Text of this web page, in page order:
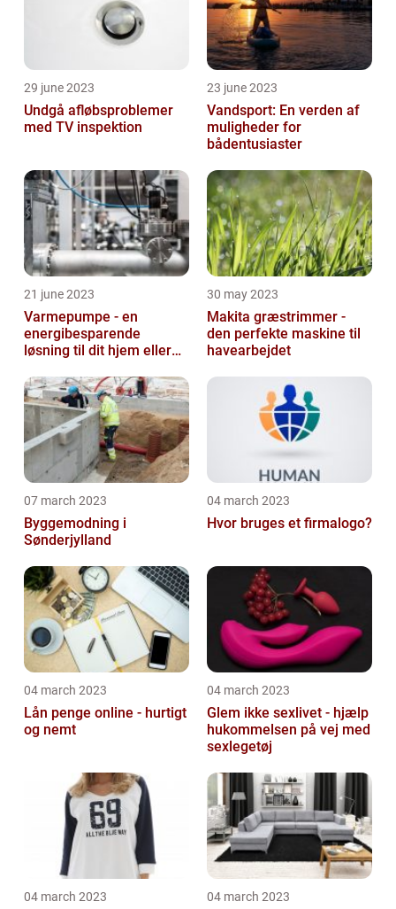
29 june 2023
Undgå afløbsproblemer
med TV inspektion
23 june 2023
Vandsport: En verden af
muligheder for
bådentusiaster
21 june 2023
Varmepumpe - en
energibesparende
løsning til dit hjem eller
30 may 2023
Makita græstrimmer -
den perfekte maskine til
havearbejdet
07 march 2023
Byggemodning i
Sønderjylland
04 march 2023
Hvor bruges et firmalogo?
04 march 2023
Lån penge online - hurtigt
og nemt
04 march 2023
Glem ikke sexlivet - hjælp
hukommelsen på vej med
sexlegetøj
04 march 2023 04 march 2023